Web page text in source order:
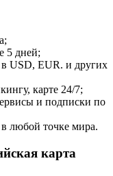
5 дней;
USD, EUR. и других
карте 24/7;
и подписки по
любой точке мира.
карта